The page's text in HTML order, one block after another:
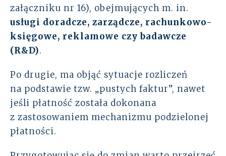
załączniku nr 16), obejmujących m. in.
usługi doradcze, zarządcze, rachunkowo-
księgowe, reklamowe czy badawcze
(R&D).
Po drugie, ma objąć sytuacje rozliczeń
na podstawie tzw. „pustych faktur”, nawet
jeśli płatność została dokonana
z zastosowaniem mechanizmu podzielonej
płatności.